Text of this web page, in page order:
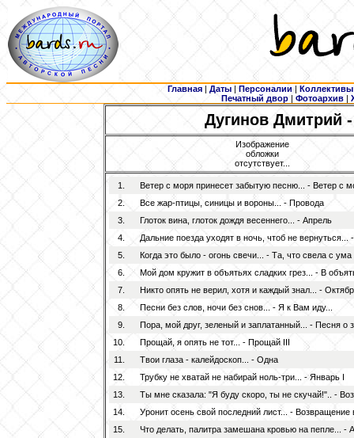
Главная | Даты | Персоналии | Коллективы
Печатный двор | Фотоархив |
Дугинов Дмитрий
Изображение
обложки
отсутствует...
1.
Ветер с моря принесет забытую песню... - Ветер с
2.
Все жар-птицы, синицы и вороны... - Провода
3.
Глоток вина, глоток дождя весеннего... - Апрель
4.
Дальние поезда уходят в ночь, чтоб не вернуться...
5.
Когда это было - огонь свечи... - Та, что свела с ума
6.
Мой дом кружит в объятьях сладких грез... - В
7.
Никто опять не верил, хотя и каждый знал... -
8.
Песни без слов, ночи без снов... - Я к Вам иду...
9.
Пора, мой друг, зеленый и заплатанный... - Песня о
10.
Прощай, я опять не тот... - Прощай III
11.
Твои глаза - калейдоскоп... - Одна
12.
Трубку не хватай не набирай ноль-три... - Январь I
13.
Ты мне сказала: "Я буду скоро, ты не скучай!".. -
14.
Уронит осень свой последний лист... - Возвращение
15.
Что делать, палитра замешана кровью на пепле... -